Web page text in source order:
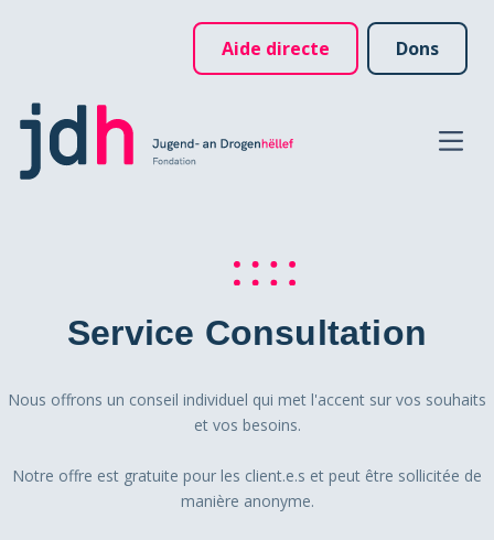
Aide directe Dons
Service Consultation
Nous offrons un conseil individuel qui met l'accent sur vos souhaits
et vos besoins.
Notre offre est gratuite pour les client.e.s et peut être sollicitée de
manière anonyme.